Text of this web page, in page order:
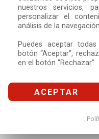
nuestros servicios,
personalizar el
análisis de la
Puedes aceptar
botón “Aceptar”,
en el botón “Rechazar”
ACEPTAR